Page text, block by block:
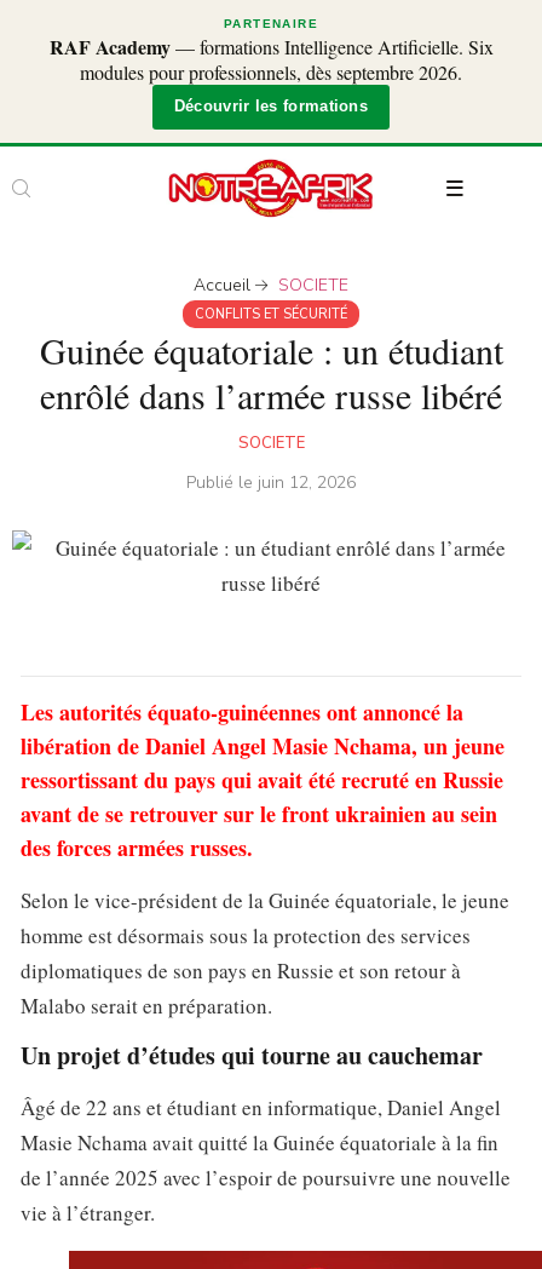
PARTENAIRE
RAF Academy— formations Intelligence Artificielle. Six
modules pour professionnels, dès septembre 2026.
Découvrir les formations
Accueil SOCIETE
CONFLITS ET SÉCURITÉ
Guinée équatoriale : un étudiant
enrôlé dans l’armée russe libéré
SOCIETE
Publié le juin 12, 2026
Les autorités équato-guinéennes ont annoncé la
libération de Daniel Angel Masie Nchama, un jeune
ressortissant du pays qui avait été recruté en Russie
avant de se retrouver sur le front ukrainien au sein
des forces armées russes.
Selon le vice-président de la Guinée équatoriale, le jeune
homme est désormais sous la protection des services
diplomatiques de son pays en Russie et son retour à
Malabo serait en préparation.
Un projet d’études qui tourne au cauchemar
Âgé de 22 ans et étudiant en informatique, Daniel Angel
Masie Nchama avait quitté la Guinée équatoriale à la fin
de l’année 2025 avec l’espoir de poursuivre une nouvelle
vie à l’étranger.